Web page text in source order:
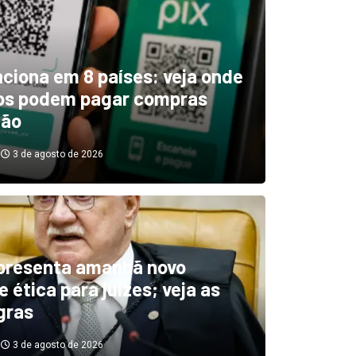
bloqueia contas de
e gera onda de
na web
3 de agosto de 2026
em 8 países: veja onde
podem pagar compras
3 de agosto de 2026
amanhã novo
ética para juízes; veja as
3 de agosto de 2026